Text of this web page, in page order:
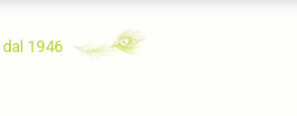
dal 1946